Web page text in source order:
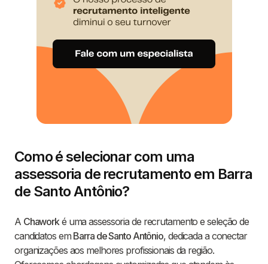
Como é selecionar com uma
assessoria de recrutamento em Barra
de Santo Antônio?
A Chaworké uma assessoria de recrutamento e seleção de
candidatos em Barra de Santo Antônio, dedicada a conectar
organizações aos melhores profissionais da região.